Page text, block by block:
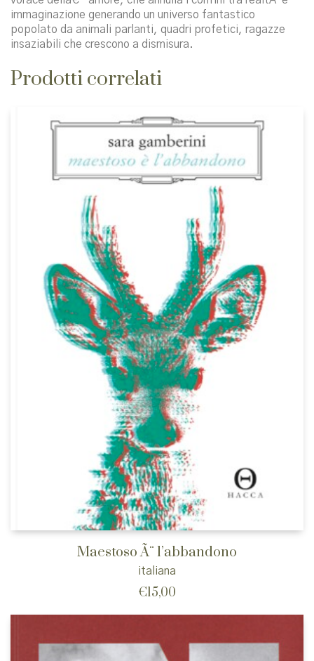
immaginazione generando un universo fantastico
popolato da animali parlanti, quadri profetici, ragazze
insaziabili che crescono a dismisura.
Prodotti correlati
Maestoso Ã¨ l’abbandono
italiana
€15,00